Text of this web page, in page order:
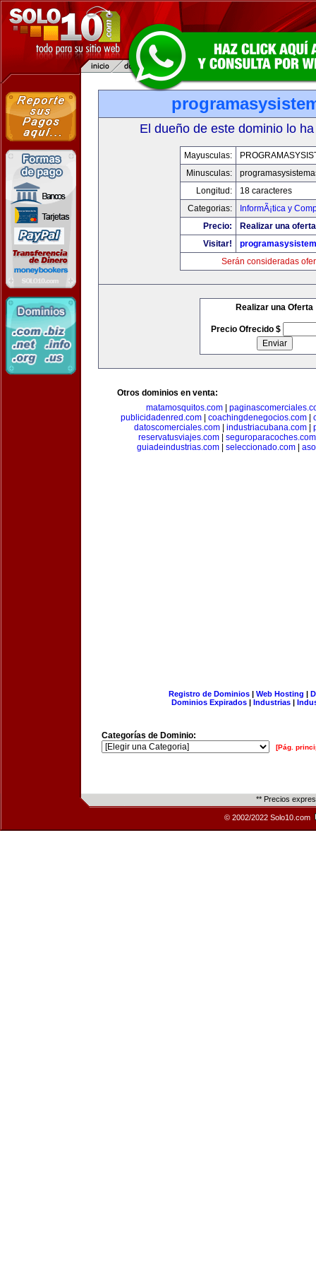
El dueño de este dominio lo
Mayusculas:
Minusculas:
Longitud:
18 caracteres
Categorias:
InformÃ¡tica y
Precio:
Realizar una
Visitar!
Serán consideradas
Realizar una Oferta
Precio Ofrecido $
Otros dominios en venta:
matamosquitos.com|
publicidadenred.com| coachingdenegocios.com|
datoscomerciales.com| industriacubana.com|
reservatusviajes.com| seguroparacoches.com
guiadeindustrias.com
seleccionado.com
Registro de Dominios| Web Hosting |
Dominios Expirados | Industrias |
Categorías de Dominio:
[Pág.
** Precios
© 2002/2022 Solo10.com